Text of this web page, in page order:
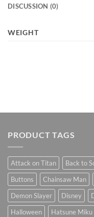
DISCUSSION (0)
WEIGHT
PRODUCT TAGS
Attack on Titan Back to
Buttons
Chainsaw Man
Demon Slayer
Disney
Halloween
Hatsune Miku